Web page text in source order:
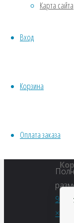
Карта сайта
Вход
Корзина
Оплата заказа
900
×
Водные
Весь
Кашпо,